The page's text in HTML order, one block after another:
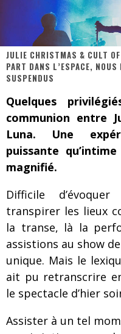
JULIE CHRISTMAS & CULT
PART DANS L’ESPACE, NOUS
SUSPENDUS
Quelques
communion entre
Luna. Une
puissante
magnifié.
Difficile
transpirer les lieux
la transe, là la
assistions au show
unique. Mais le
ait pu retranscrire
le spectacle d’hier
Assister à un tel